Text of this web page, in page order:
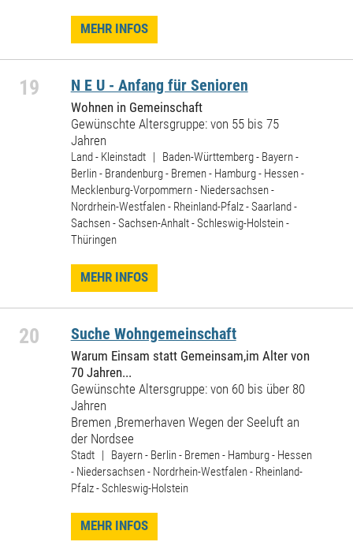
MEHR INFOS
19 N E U - Anfang für Senioren
Wohnen in Gemeinschaft
Gewünschte Altersgruppe: von 55 bis 75
Jahren
Land - Kleinstadt | Baden-Württemberg - Bayern -
Berlin - Brandenburg - Bremen - Hamburg - Hessen -
Mecklenburg-Vorpommern - Niedersachsen -
Nordrhein-Westfalen - Rheinland-Pfalz - Saarland -
Sachsen - Sachsen-Anhalt - Schleswig-Holstein -
Thüringen
MEHR INFOS
20 Suche Wohngemeinschaft
Warum Einsam statt Gemeinsam,im Alter von
70 Jahren...
Gewünschte Altersgruppe: von 60 bis über 80
Jahren
Bremen ,Bremerhaven Wegen der Seeluft an
der Nordsee
Stadt | Bayern - Berlin - Bremen - Hamburg - Hessen
- Niedersachsen - Nordrhein-Westfalen - Rheinland-
Pfalz - Schleswig-Holstein
MEHR INFOS